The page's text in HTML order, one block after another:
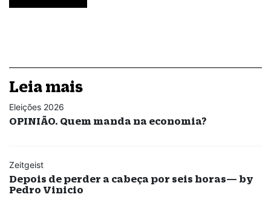
Leia mais
Eleições 2026
OPINIÃO. Quem manda na economia?
Zeitgeist
Depois de perder a cabeça por seis horas— by
Pedro Vinicio